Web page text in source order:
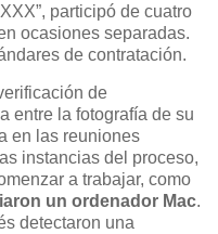
participó de cuatro
ocasiones separadas.
de contratación.
de
entre la fotografía de su
en las reuniones
instancias del proceso,
a trabajar, como
un ordenador Mac.
detectaron una